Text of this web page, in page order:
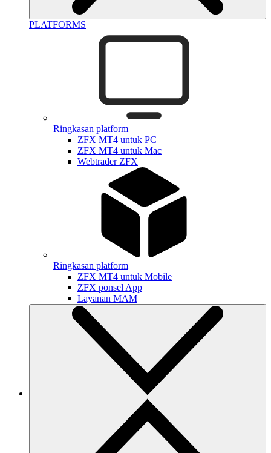
PLATFORMS
Ringkasan platform
ZFX MT4 untuk PC
ZFX MT4 untuk Mac
Webtrader ZFX
Ringkasan platform
ZFX MT4 untuk Mobile
ZFX ponsel App
Layanan MAM